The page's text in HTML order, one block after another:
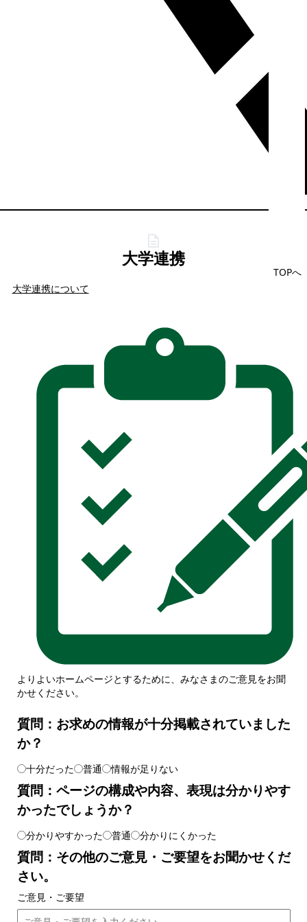
TOPへ
大学連携
大学連携について
よりよいホームページとするために、みなさまのご意見をお聞
かせください。
質問：お求めの情報が十分掲載されていました
か？
十分だった 普通 情報が足りない
質問：ページの構成や内容、表現は分かりやす
かったでしょうか？
分かりやすかった 普通 分かりにくかった
質問：その他のご意見・ご要望をお聞かせくだ
さい。
ご意見・ご要望